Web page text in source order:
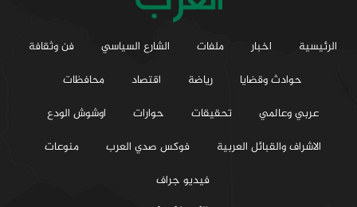
الرئيسية اخبار ملفات الشارع السياسي
فن وثقافة
حوادث وقضايا
رياضة اقتصاد
محافظات
عربي وعالمي
تحقيقات حوارات
اوشوش الودع
الاشراف والقبائل العربية
فوكس صدي العرب
منوعات
فيديو جراف